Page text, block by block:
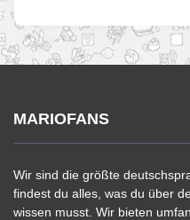
MARIOFANS
Wir sind die größte
findest du alles, was du über
wissen musst. Wir bieten